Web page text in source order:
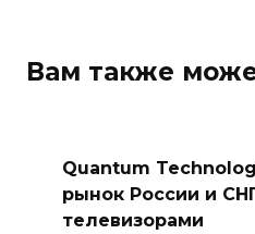
Вам также
Quantum
рынок России и
телевизорами